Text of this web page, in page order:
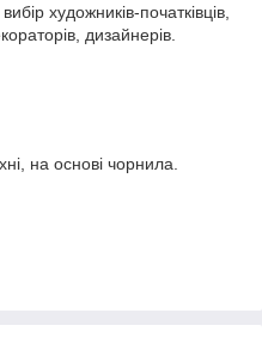
художників-початківців,
дизайнерів.
на основі чорнила.